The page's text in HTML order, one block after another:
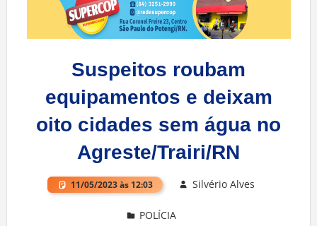
Suspeitos roubam
equipamentos e deixam
oito cidades sem água no
Agreste/Trairi/RN
11/05/2023 às 12:03 Silvério Alves
POLÍCIA